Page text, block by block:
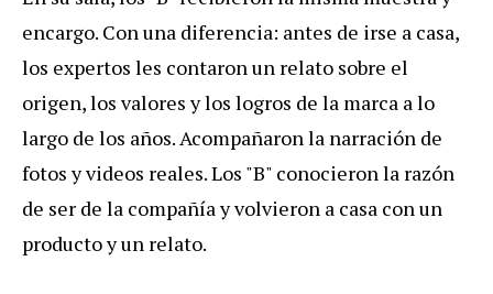
encargo. Con una diferencia: antes de irse a casa,
los expertos les contaron un relato sobre el
origen, los valores y los logros de la marca a lo
largo de los años. Acompañaron la narración de
fotos y videos reales. Los "B" conocieron la razón
de ser de la compañía y volvieron a casa con un
producto y un relato.